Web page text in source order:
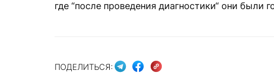
где “после проведения диагностики“ они были
ПОДЕЛИТЬСЯ: